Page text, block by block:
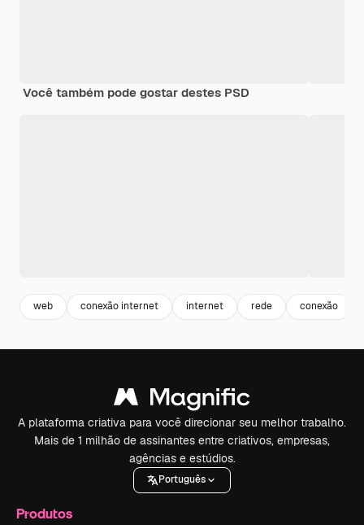
Você também pode gostar destes PSD
web conexão internet internet rede conexão
A plataforma criativa para você direcionar seu melhor trabalho.
Mais de 1 milhão de assinantes entre criativos, empresas,
agências e estúdios.
Português
Produtos